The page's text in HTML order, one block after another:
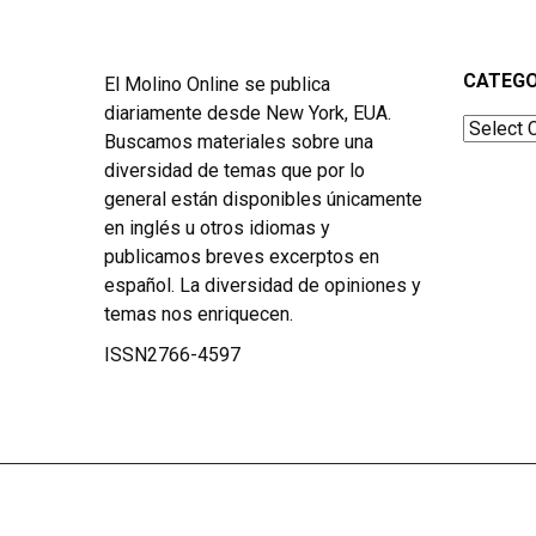
El Molino Online se publica
diariamente desde New York, EUA.
Buscamos materiales sobre una
diversidad de temas que por lo
general están disponibles únicamente
en inglés u otros idiomas y
publicamos breves excerptos en
español. La diversidad de opiniones y
temas nos enriquecen.
ISSN2766-4597